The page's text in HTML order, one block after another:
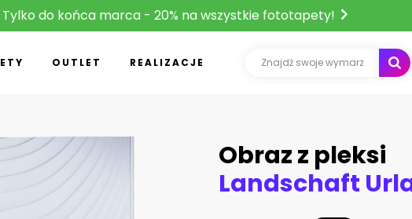
Tylko do końca marca - 20% na wszystkie fototapety!
OUTLET REALIZACJE
Obraz z pleksi